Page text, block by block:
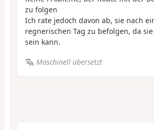
zu folgen
Ich rate jedoch davon ab, sie nach
regnerischen Tag zu befolgen, da
sein kann.
Maschinell übersetzt